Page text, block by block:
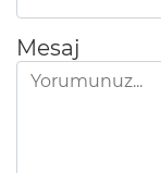
Mesaj